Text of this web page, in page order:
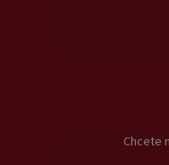
Chcete